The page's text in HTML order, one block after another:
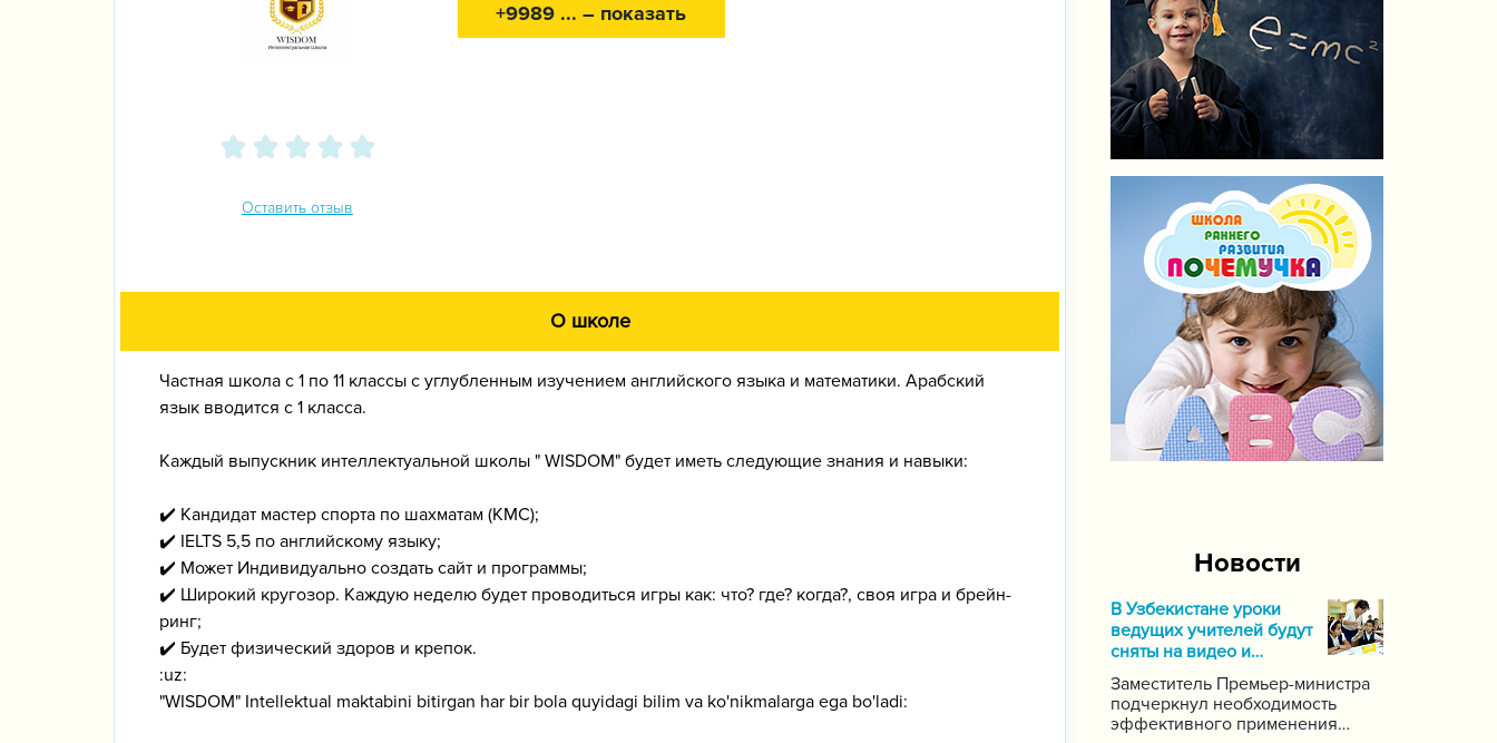
Оставить отзыв
+9989 ... – показать
О школе
Частная школа с 1 по 11 классы с углубленным изучением английского языка и математики. Арабский
язык вводится с 1 класса.
Каждый выпускник интеллектуальной школы " WISDOM" будет иметь следующие знания и навыки:
✔️ Кандидат мастер спорта по шахматам (КМС);
✔️ IELTS 5,5 по английскому языку;
✔️ Может Индивидуально создать сайт и программы;
✔️ Широкий кругозор. Каждую неделю будет проводиться игры как: что? где? когда?, своя игра и брейн-
ринг;
✔️ Будет физический здоров и крепок.
:uz:
"WISDOM" Intellektual maktabini bitirgan har bir bola quyidagi bilim va ko'nikmalarga ega bo'ladi:
Новости
В Узбекистане уроки
ведущих учителей будут
сняты на видео и
выложены в Интернет
Заместитель Премьер-министра
подчеркнул необходимость
эффективного применения